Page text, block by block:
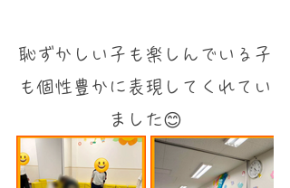
恥ずかしい子も楽しんでいる子
も個性豊かに表現してくれてい
ました😊